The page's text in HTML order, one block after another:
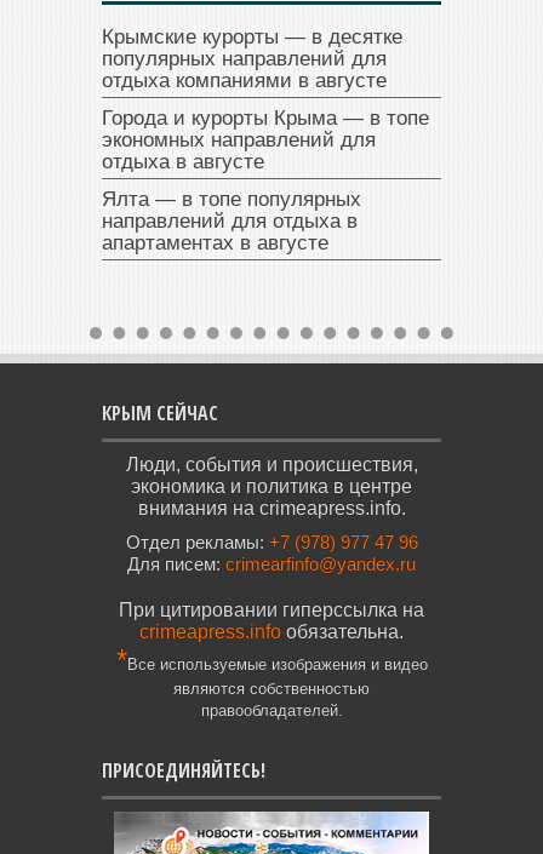
Крымские курорты — в десятке
популярных направлений для
отдыха компаниями в августе
Города и курорты Крыма — в топе
экономных направлений для
отдыха в августе
Ялта — в топе популярных
направлений для отдыха в
апартаментах в августе
КРЫМ СЕЙЧАС
Люди, события и происшествия,
экономика и политика в центре
внимания на crimeapress.info.
Отдел рекламы: +7 (978) 977 47 96
Для писем: crimearfinfo@yandex.ru
При цитировании гиперссылка на
crimeapress.info обязательна.
*Все используемые изображения и видео
являются собственностью
правообладателей.
ПРИСОЕДИНЯЙТЕСЬ!